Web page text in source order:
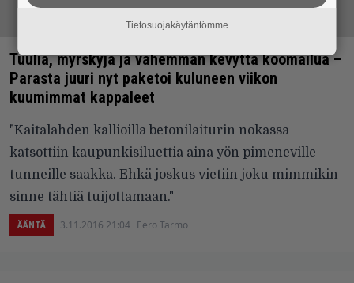
Tuulia, myrskyjä ja vähemmän kevyttä koomailua –
Parasta juuri nyt paketoi kuluneen viikon
kuumimmat kappaleet
"Kaitalahden kallioilla betonilaiturin nokassa
katsottiin kaupunkisiluettia aina yön pimeneville
tunneille saakka. Ehkä joskus vietiin joku mimmikin
sinne tähtiä tuijottamaan."
ÄÄNTÄ 3.11.2016 21:04 Eero Tarmo
Tietosuojakäytäntömme